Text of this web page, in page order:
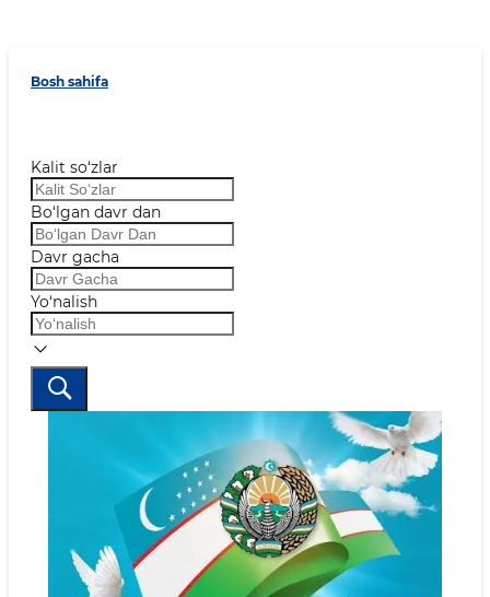
Bosh sahifa
Kalit so‘zlar
Bo‘lgan davr dan
Davr gacha
Yo‘nalish